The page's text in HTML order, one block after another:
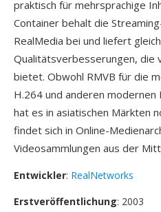
praktisch für mehrsprachige
Container behalt die
RealMedia bei und liefert
Qualitätsverbesserungen, die
bietet. Obwohl RMVB für die
H.264 und anderen
hat es in asiatischen Märkten
findet sich in Online-
Videosammlungen aus der
Entwickler: RealNetworks
Erstveröffentlichung: 2003